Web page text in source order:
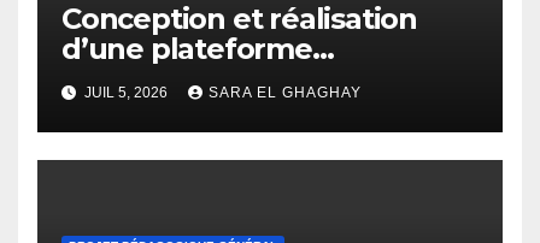
Conception et réalisation
d’une plateforme
d’apprentissage en ligne
pour l’enseignement des
mathématiques
JUIL 5, 2026 SARA EL GHAGHAY